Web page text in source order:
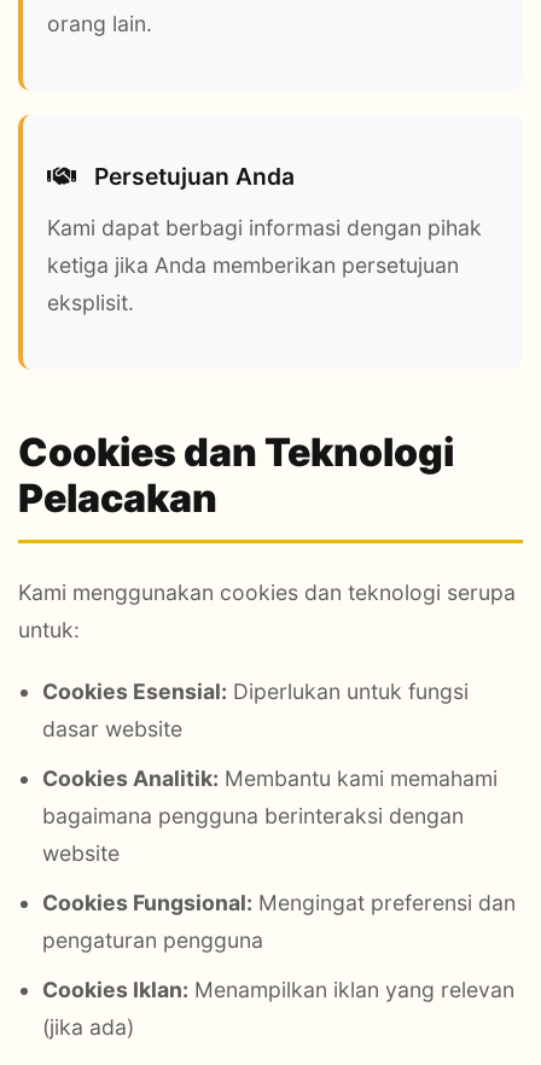
orang lain.
Persetujuan Anda
Kami dapat berbagi informasi dengan pihak
ketiga jika Anda memberikan persetujuan
eksplisit.
Cookies dan Teknologi
Pelacakan
Kami menggunakan cookies dan teknologi serupa
untuk:
Cookies Esensial: Diperlukan untuk fungsi
dasar website
Cookies Analitik: Membantu kami memahami
bagaimana pengguna berinteraksi dengan
website
Cookies Fungsional: Mengingat preferensi dan
pengaturan pengguna
Cookies Iklan: Menampilkan iklan yang relevan
(jika ada)